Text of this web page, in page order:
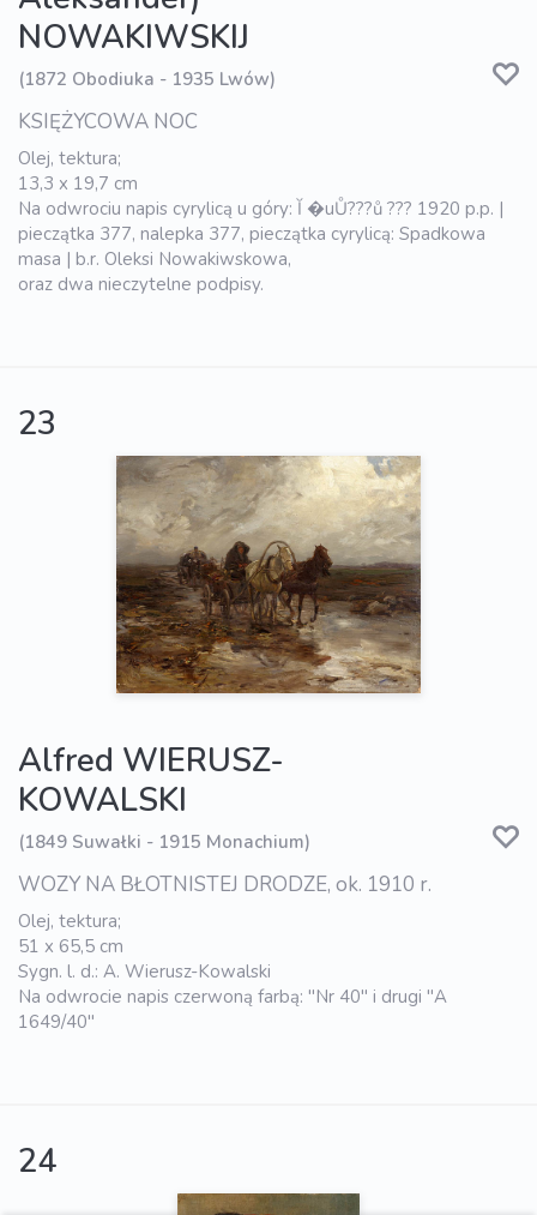
NOWAKIWSKIJ
(1872 Obodiuka - 1935 Lwów)
KSIĘŻYCOWA NOC
Olej, tektura;
13,3 x 19,7 cm
Na odwrociu napis cyrylicą u góry: Ĭ �uŮ???ů ??? 1920 p.p. |
pieczątka 377, nalepka 377, pieczątka cyrylicą: Spadkowa
masa | b.r. Oleksi Nowakiwskowa,
oraz dwa nieczytelne podpisy.
23
Alfred WIERUSZ-
KOWALSKI
(1849 Suwałki - 1915 Monachium)
WOZY NA BŁOTNISTEJ DRODZE, ok. 1910 r.
Olej, tektura;
51 x 65,5 cm
Sygn. l. d.: A. Wierusz-Kowalski
Na odwrocie napis czerwoną farbą: "Nr 40" i drugi "A
1649/40"
24